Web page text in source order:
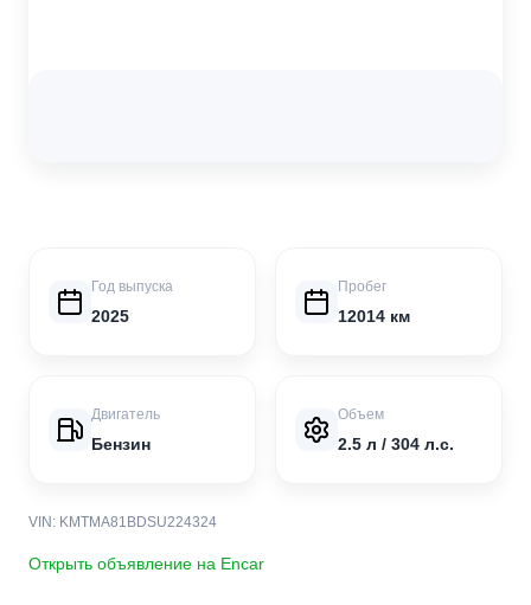
Год выпуска
2025
Пробег
12014 км
Двигатель
Бензин
Объем
2.5 л / 304 л.с.
VIN: KMTMA81BDSU224324
Открыть объявление на Encar